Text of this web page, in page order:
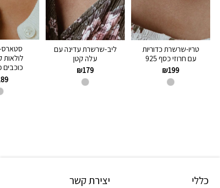
טריו-שרשרת כדוריות
עם חרוזי כסף 925
₪199
ליב-שרשרת עדינה עם
עלה קטן
₪179
כוכבים
כללי יצירת קשר